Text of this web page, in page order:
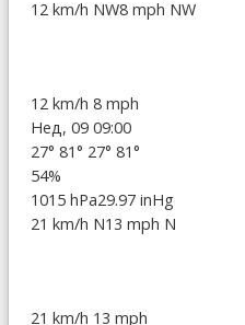
12 km/h NW8 mph NW
12 km/h 8 mph
Нед, 09 09:00
27° 81° 27° 81°
54%
1015 hPa29.97 inHg
21 km/h N13 mph N
21 km/h 13 mph